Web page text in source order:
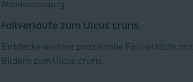
Wundversorgung
Fallverläufe zum Ulcus cruris
Entdecke weitere praxisnahe Fallverläufe mit
Bildern zum Ulcus cruris.